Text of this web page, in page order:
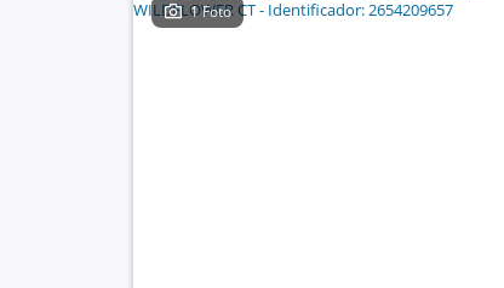
1 Foto